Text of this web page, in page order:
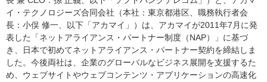
イ・テクノロジーズ合同会社（本社：東京都港区、職務執行者会
長：小俣 修一、以下「アカマイ」）は、アカマイが2011年7月に発
表した「ネットアライアンス・パートナー制度（NAP）」に基づ
き、日本で初めてネットアライアンス・パートナー契約を締結しま
した。今後両社は、企業のグローバルなビジネス展開を支援するた
め、ウェブサイトやウェブコンテンツ・アプリケーションの高速化